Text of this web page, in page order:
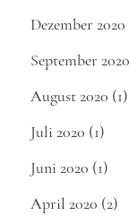
Dezember 2020
September 2020
August 2020 (1)
Juli 2020 (1)
Juni 2020 (1)
April 2020 (2)